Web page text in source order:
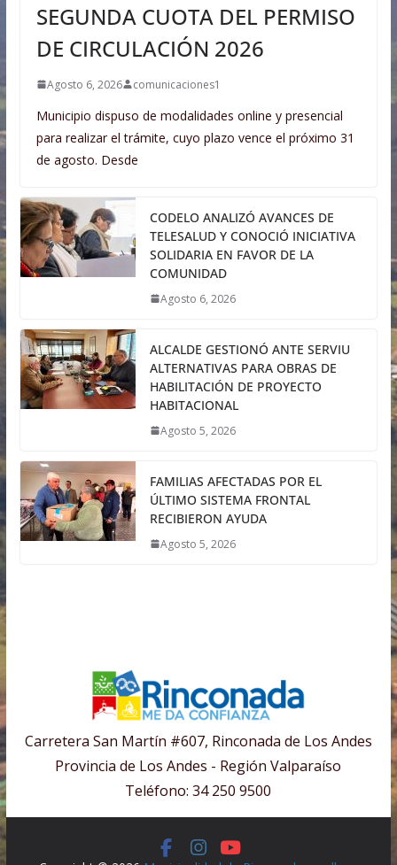
SEGUNDA CUOTA DEL PERMISO
DE CIRCULACIÓN 2026
Agosto 6, 2026 comunicaciones1
Municipio dispuso de modalidades online y presencial
para realizar el trámite, cuyo plazo vence el próximo 31
de agosto. Desde
CODELO ANALIZÓ AVANCES DE
TELESALUD Y CONOCIÓ INICIATIVA
SOLIDARIA EN FAVOR DE LA
COMUNIDAD
Agosto 6, 2026
ALCALDE GESTIONÓ ANTE SERVIU
ALTERNATIVAS PARA OBRAS DE
HABILITACIÓN DE PROYECTO
HABITACIONAL
Agosto 5, 2026
FAMILIAS AFECTADAS POR EL
ÚLTIMO SISTEMA FRONTAL
RECIBIERON AYUDA
Agosto 5, 2026
Carretera San Martín #607, Rinconada de Los Andes
Provincia de Los Andes - Región Valparaíso
Teléfono: 34 250 9500